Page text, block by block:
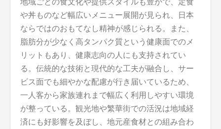
地域ごとの食文化や提供スタイルも豊かで、定食
や丼ものなど幅広いメニュー展開が見られ、日本
ならではのおもてなし精神が感じられる。また、
脂肪分が少なく高タンパク質という健康面でのメ
リットもあり、健康志向の人にも支持されてい
る。伝統的な技術と現代的な工夫が融合し、サー
ビス面でも細やかな配慮が行き届いているため、
一人客から家族連れまで幅広く利用しやすい環境
が整っている。観光地や繁華街での活況は地域経
済にも好影響を及ぼし、地元産食材との組み合わ